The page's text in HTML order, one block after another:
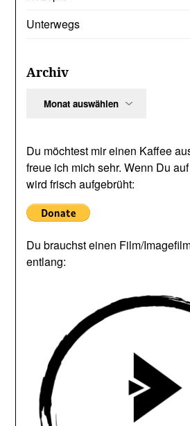
Unterwegs
Archiv
Du möchtest mir einen Kaffee
freue ich mich sehr. Wenn Du
wird frisch aufgebrüht:
Du brauchst einen Film/
entlang: